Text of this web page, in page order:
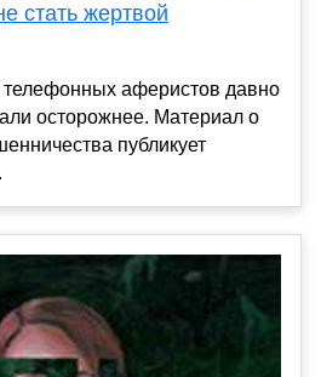
стать жертвой
аферистов давно
осторожнее. Материал о
публикует